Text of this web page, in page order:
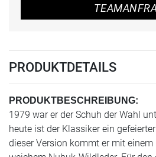
PRODUKTDETAILS
PRODUKTBESCHREIBUNG:
1979 war er der Schuh der Wahl
heute ist der Klassiker ein
dieser Version kommt er mit